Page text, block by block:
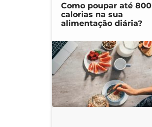
Como poupar até 800
calorias na sua
alimentação diária?